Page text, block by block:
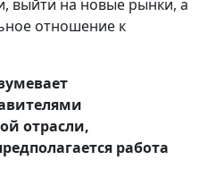
выйти на новые рынки, а
отношение к
отрасли,
работа